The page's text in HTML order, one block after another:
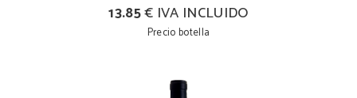
13.85€ IVA INCLUIDO
Precio botella